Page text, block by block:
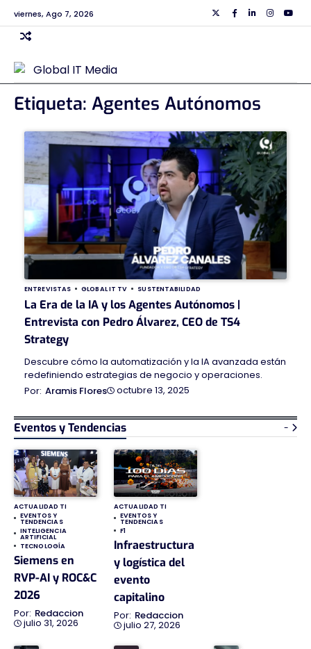
Skip
to
content
viernes, Ago 7, 2026 TwiiterFacebook
Linkedin
Etiqueta: Agentes Autónomos
ENTREVISTAS GLOBAL IT TV SUSTENTABILIDAD
La Era de la IA y los Agentes Autónomos |
Entrevista con Pedro Álvarez, CEO de TS4
Strategy
Descubre cómo la automatización y la IA avanzada están
redefiniendo estrategias de negocio y operaciones.
Aramis Flores
octubre 13, 2025
Eventos y Tendencias -
ACTUALIDAD TI
EVENTOS Y
TENDENCIAS
INTELIGENCIA
ARTIFICIAL
TECNOLOGÍA
Siemens en
RVP-AI y ROC&C
2026
Redaccion
julio 31, 2026
ACTUALIDAD TI
EVENTOS Y
TENDENCIAS
F1
Infraestructura
y logística del
evento
capitalino
Redaccion
julio 27, 2026